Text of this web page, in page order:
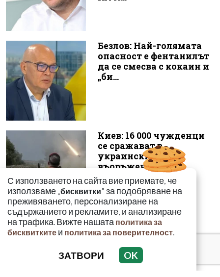
Безлов: Най-голямата
опасност е фентанилът
да се смесва с кокаин и
„би...
Киев: 16 000 чужденци
се сражават в
украинските
въоръжени сили
С използването на сайта вие приемате, че
използваме „бисквитки" за подобряване на
преживяването, персонализиране на
съдържанието и рекламите, и анализиране
на трафика. Вижте нашата политика за
бисквитките и политика за поверителност.
ЗАТВОРИ OK